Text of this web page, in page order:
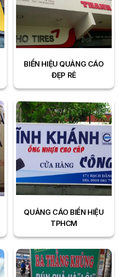
BIỂN HIỆU QUẢNG CÁO
ĐẸP RẺ
QUẢNG CÁO BIỂN HIỆU
TPHCM